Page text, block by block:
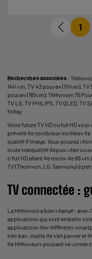
1
Recherches associées :
140 cm, TV 43 pouces (110cm), TV
pouces (165cm), Télévision 75
TV LG, TV PHILIPS, TV QLED, TV
friday
Votre future TV HD ou full HD vous
présent de nombreux modèles
qualité d'image. Vous pouvez
toute tranquillité depuis chez
o full HD allant de moins de 66
TV (Thomson, LG, Samsung) à
TV connectée :
La télévision a bien changé :
applications qui vont embellir
applications des différents
très bas, inutile de s'en passer et
de téléviseurs pouvant se